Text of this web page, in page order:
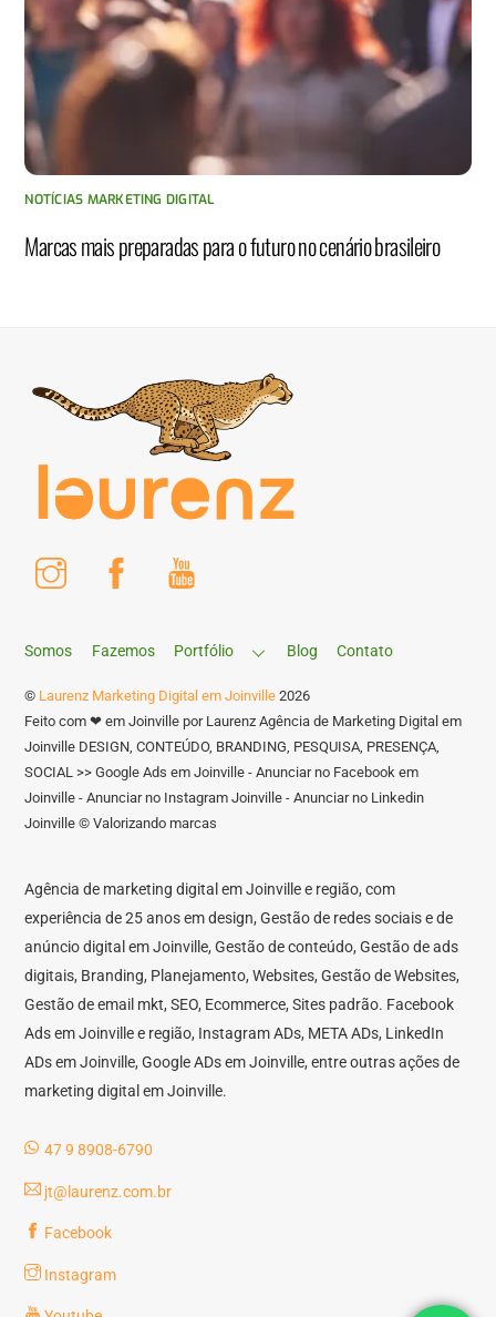
NOTÍCIAS MARKETING DIGITAL
Marcas mais preparadas para o futuro no cenário brasileiro
Instagram Facebook
Somos Fazemos Portfólio Blog Contato
© Laurenz Marketing Digital em Joinville 2026
Feito com ❤ em Joinville por Laurenz Agência de Marketing Digital em
Joinville DESIGN, CONTEÚDO, BRANDING, PESQUISA, PRESENÇA,
SOCIAL >> Google Ads em Joinville - Anunciar no Facebook em
Joinville - Anunciar no Instagram Joinville - Anunciar no Linkedin
Joinville © Valorizando marcas
Agência de marketing digital em Joinville e região, com
experiência de 25 anos em design, Gestão de redes sociais e de
anúncio digital em Joinville, Gestão de conteúdo, Gestão de ads
digitais, Branding, Planejamento, Websites, Gestão de Websites,
Gestão de email mkt, SEO, Ecommerce, Sites padrão. Facebook
Ads em Joinville e região, Instagram ADs, META ADs, LinkedIn
ADs em Joinville, Google ADs em Joinville, entre outras ações de
marketing digital em Joinville.
47 9 8908-6790
jt@laurenz.com.br
Facebook
Instagram